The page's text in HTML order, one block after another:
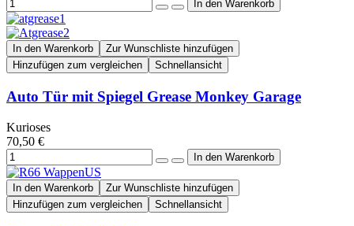
In den Warenkorb
Zur Wunschliste hinzufügen
Hinzufügen zum vergleichen
Schnellansicht
Auto Tür mit Spiegel Grease Monkey Garage
Kurioses
70,50 €
In den Warenkorb
Zur Wunschliste hinzufügen
Hinzufügen zum vergleichen
Schnellansicht